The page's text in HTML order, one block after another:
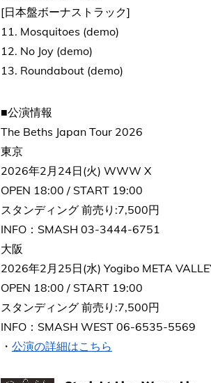
[日本盤ボーナストラック]
11. Mosquitoes (demo)
12. No Joy (demo)
13. Roundabout (demo)
■公演情報
The Beths Japan Tour 2026
東京
2026年2月24日(火) WWW X
OPEN 18:00 / START 19:00
スタンディング 前売り:7,500円
INFO：SMASH 03-3444-6751
大阪
2026年2月25日(水) Yogibo META
OPEN 18:00 / START 19:00
スタンディング 前売り:7,500円
INFO：SMASH WEST 06-6535-5569
・ 公演の詳細はこちら